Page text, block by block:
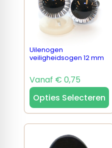
Uilenogen
veiligheidsogen 12 mm
Vanaf € 0,75
Opties Selecteren